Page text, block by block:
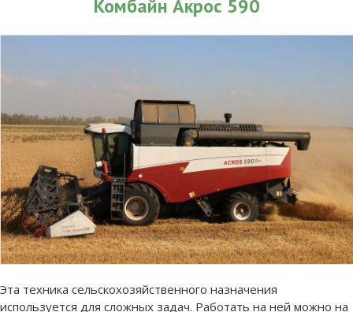
Комбайн Акрос 590
Эта техника сельскохозяйственного назначения
используется для сложных задач. Работать на ней можно на